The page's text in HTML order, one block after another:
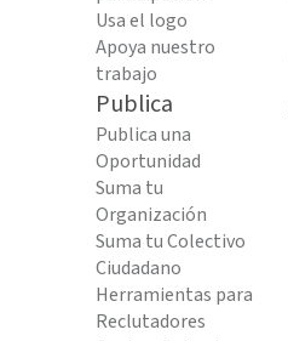
Usa el logo
Apoya nuestro
trabajo
Publica
Publica una
Oportunidad
Suma tu
Organización
Suma tu Colectivo
Ciudadano
Herramientas para
Reclutadores